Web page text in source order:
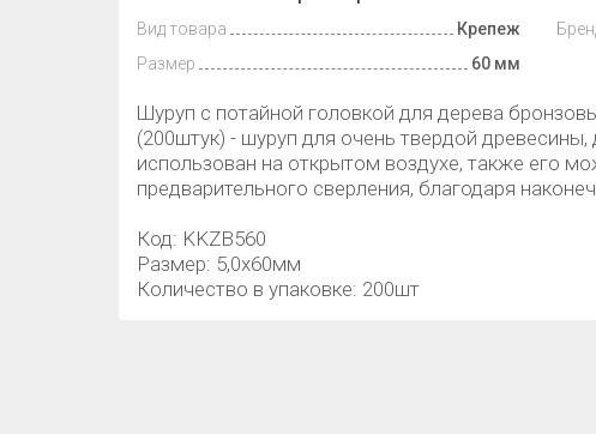
Вид товара
Крепеж
Размер
60 мм
Шуруп с потайной головкой для дерева
(200штук) - шуруп для очень твердой
использован на открытом воздухе, также его
предварительного сверления, благодаря
Код: KKZB560
Размер: 5,0х60мм
Количество в упаковке: 200шт